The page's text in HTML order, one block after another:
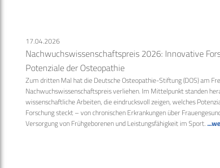
17.04.2026
Nachwuchswissenschaftspreis 2026: Innovative
Potenziale der Osteopathie
Zum dritten Mal hat die Deutsche Osteopathie-Stiftung (DOS) am
Nachwuchswissenschaftspreis verliehen. Im Mittelpunkt standen
wissenschaftliche Arbeiten, die eindrucksvoll zeigen, welches
Forschung steckt – von chronischen Erkrankungen über
Versorgung von Frühgeborenen und Leistungsfähigkeit im Sport.